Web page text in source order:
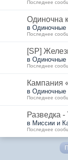
Последнее
Одиночна
в Одиночные
Последнее
[SP]
в Одиночные
Последнее
Кампания
в Одиночные
Последнее
Разведка
в Миссии и
Последнее